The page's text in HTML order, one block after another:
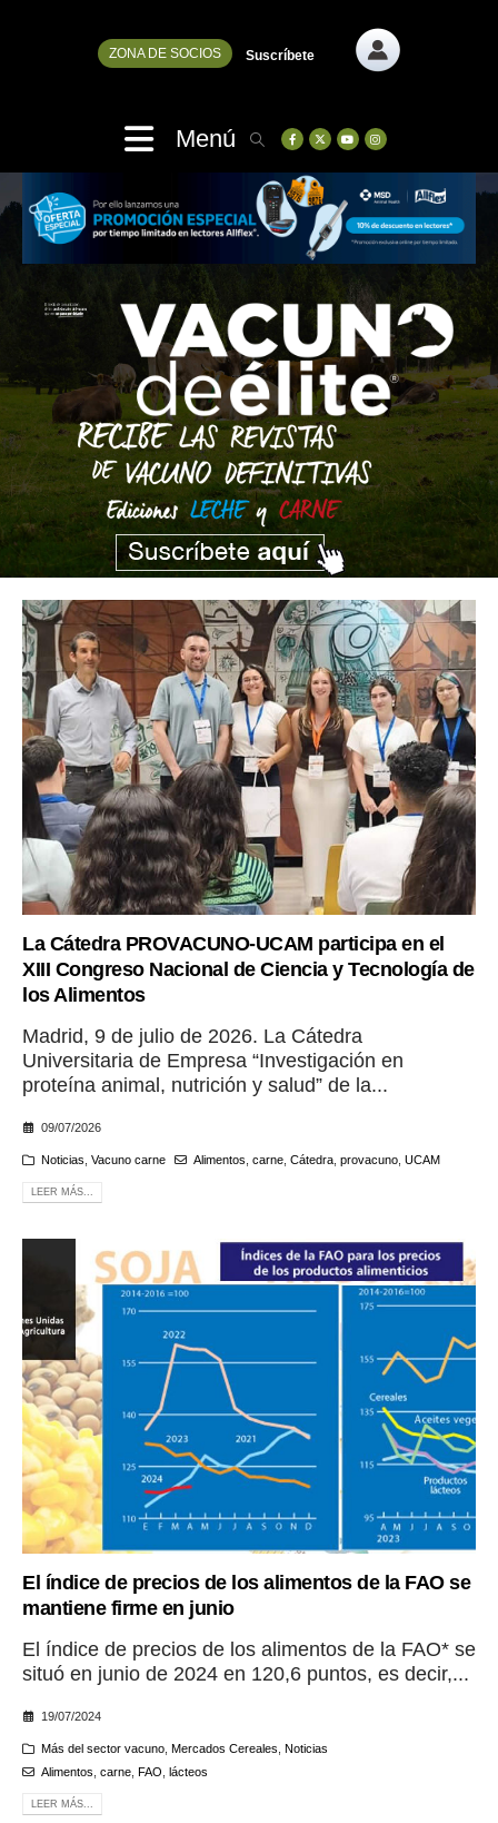
ZONA DE SOCIOS Suscríbete
Menú
La Cátedra PROVACUNO-UCAM participa en el
XIII Congreso Nacional de Ciencia y Tecnología de
los Alimentos
Madrid, 9 de julio de 2026. La Cátedra
Universitaria de Empresa “Investigación en
proteína animal, nutrición y salud” de la...
09/07/2026
Noticias Vacuno carne Alimentos carne, Cátedra, provacuno, UCAM
LEER MÁS...
El índice de precios de los alimentos de la FAO se
mantiene firme en junio
El índice de precios de los alimentos de la FAO* se
situó en junio de 2024 en 120,6 puntos, es decir,...
19/07/2024
Más del sector vacuno, Mercados Cereales Noticias
Alimentos carne, FAO lácteos
LEER MÁS...